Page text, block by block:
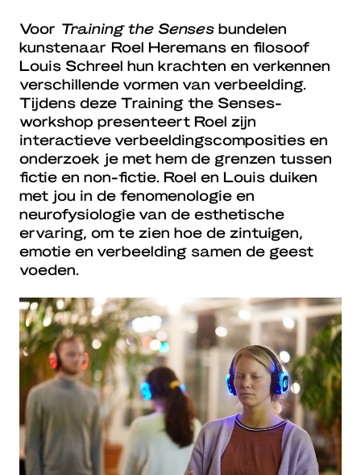
Voor Training the Senses bundelen
kunstenaar Roel Heremans en filosoof
Louis Schreel hun krachten en verkennen
verschillende vormen van verbeelding.
Tijdens deze Training the Senses-
workshop presenteert Roel zijn
interactieve verbeeldingscomposities en
onderzoek je met hem de grenzen tussen
fictie en non-fictie. Roel en Louis duiken
met jou in de fenomenologie en
neurofysiologie van de esthetische
ervaring, om te zien hoe de zintuigen,
emotie en verbeelding samen de geest
voeden.